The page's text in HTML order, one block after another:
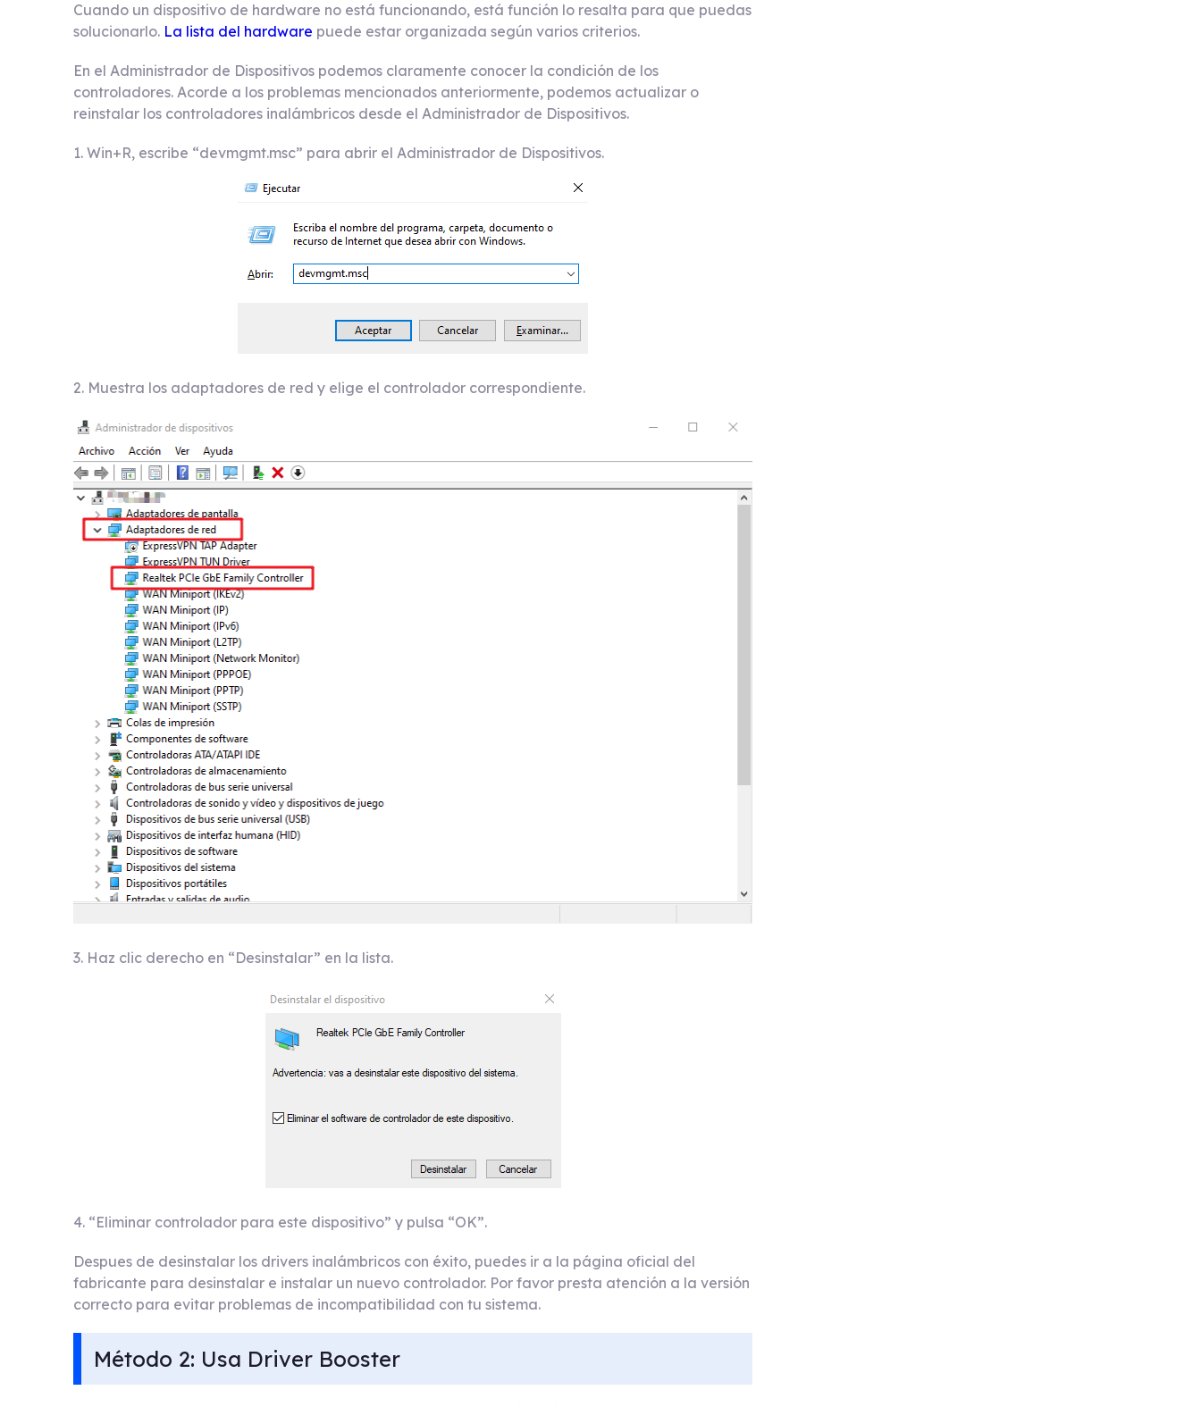
Cuando un dispositivo de hardware no está funcionando, está función lo resalta para que puedas
solucionarlo. La lista del hardware puede estar organizada según varios criterios.
En el Administrador de Dispositivos podemos claramente conocer la condición de los
controladores. Acorde a los problemas mencionados anteriormente, podemos actualizar o
reinstalar los controladores inalámbricos desde el Administrador de Dispositivos.
1. Win+R, escribe “devmgmt.msc” para abrir el Administrador de Dispositivos.
2. Muestra los adaptadores de red y elige el controlador correspondiente.
3. Haz clic derecho en “Desinstalar” en la lista.
4. “Eliminar controlador para este dispositivo” y pulsa “OK”.
Despues de desinstalar los drivers inalámbricos con éxito, puedes ir a la página oficial del
fabricante para desinstalar e instalar un nuevo controlador. Por favor presta atención a la versión
correcto para evitar problemas de incompatibilidad con tu sistema.
Método 2: Usa Driver Booster